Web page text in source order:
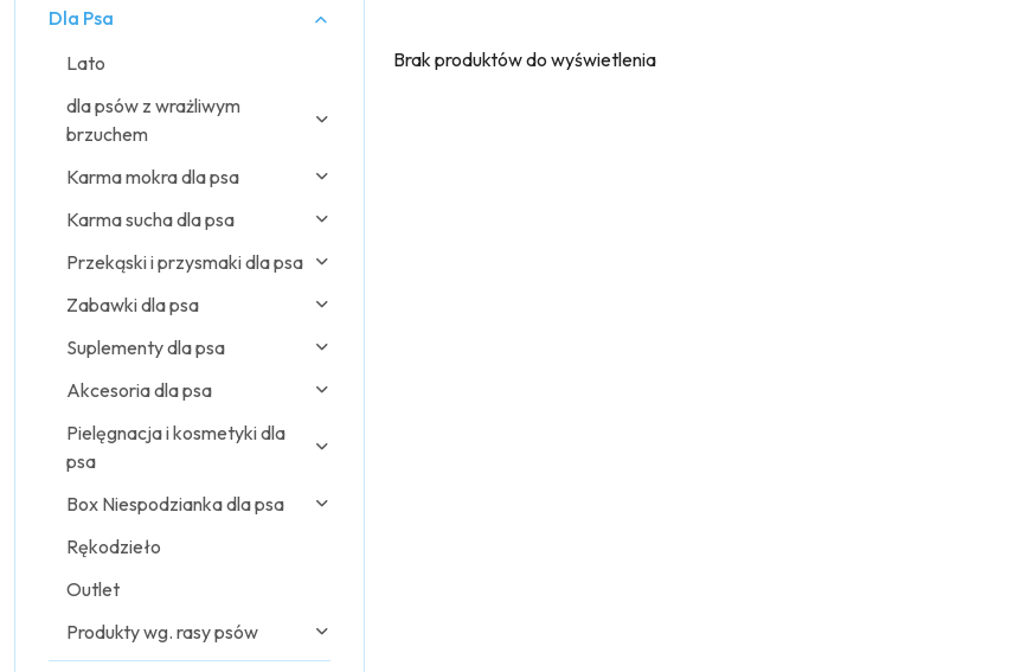
Dla Psa
Lato
dla psów z wrażliwym
brzuchem
Karma mokra dla psa
Karma sucha dla psa
Przekąski i przysmaki dla psa
Zabawki dla psa
Suplementy dla psa
Akcesoria dla psa
Pielęgnacja i kosmetyki dla
psa
Box Niespodzianka dla psa
Rękodzieło
Outlet
Produkty wg. rasy psów
Brak produktów do wyświetlenia